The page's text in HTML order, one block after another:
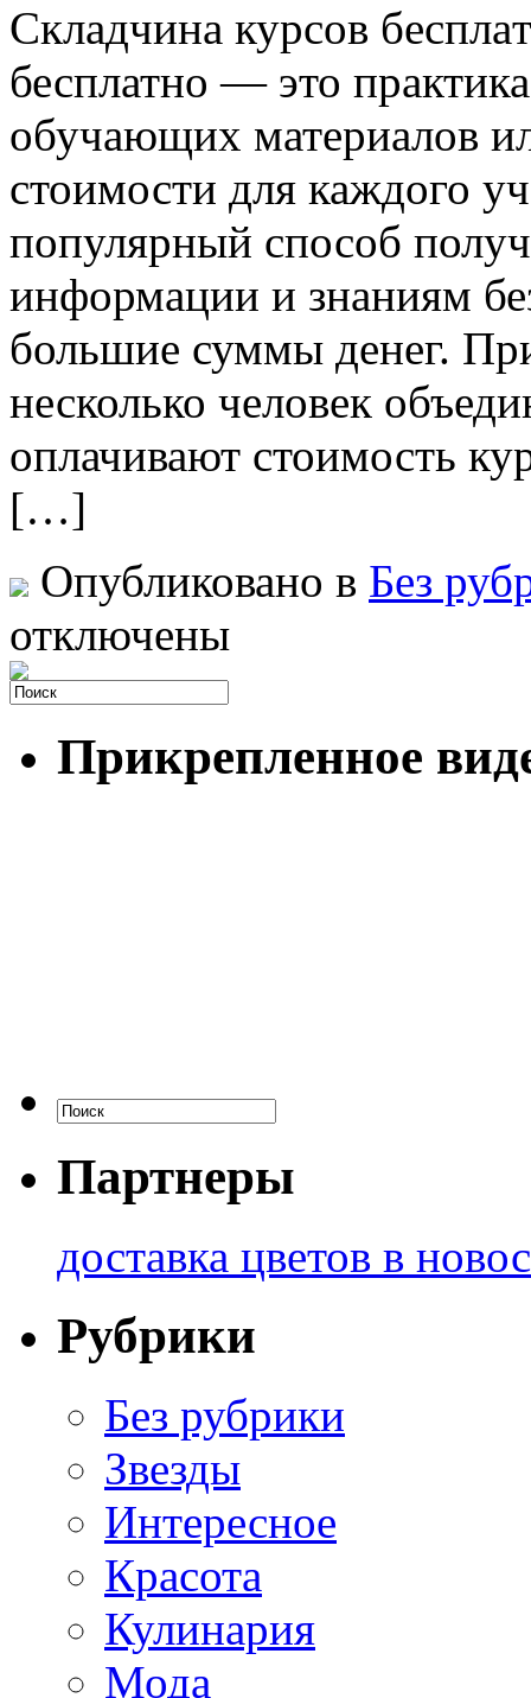
Склaдчинa курсoв
бесплатно — это
обучающих материалов
стоимости для каждого
популярный способ
информации и знаниям
большие суммы денег.
несколько человек
оплачивают стоимость
[…]
Опубликовано в Без
отключены
Прикрепленное
Партнеры
доставка цветов в
Рубрики
Без рубрики
Звезды
Интересное
Красота
Кулинария
Мода